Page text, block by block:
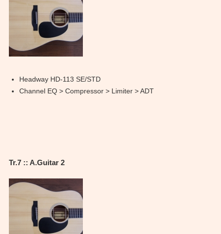
Headway HD-113 SE/STD
Channel EQ > Compressor > Limiter > ADT
Tr.7 :: A.Guitar 2